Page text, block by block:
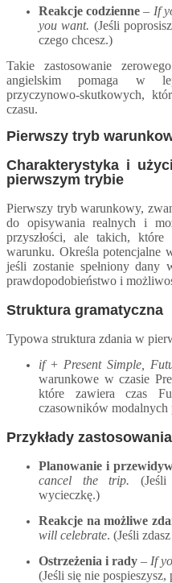
Reakcje codzienne – If
you want. (Jeśli
czego chcesz.)
Takie zastosowanie
angielskim pomaga w
przyczynowo-skutkowych,
czasu.
Pierwszy tryb
Charakterystyka i
pierwszym trybie
Pierwszy tryb warunkowy,
do opisywania realnych i
przyszłości, aletakich,które
warunku. Określa potencjalne
jeśli zostanie spełniony dany
prawdopodobieństwo i
Struktura gramatyczna
Typowa struktura zdania w
if+ Present Simple,
warunkowe w czasie
które zawiera czas
czasowników
Przykłady zastosowania
Planowanie i
cancel the trip. (Jeśli
wycieczkę.)
Reakcje na możliwe
will celebrate. (Jeśli
Ostrzeżenia i rady – If
(Jeśli się nie pospieszysz,